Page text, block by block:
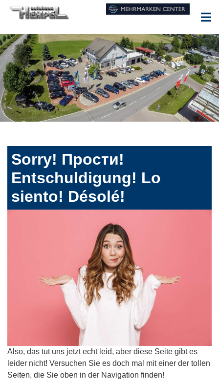
Sorry! Прости!
Entschuldigung! Lo
siento! Désolé!
Also, das tut uns jetzt echt leid, aber diese Seite gibt es
leider nicht! Versuchen Sie es doch mal mit einer der tollen
Seiten, die Sie oben in der Navigation finden!